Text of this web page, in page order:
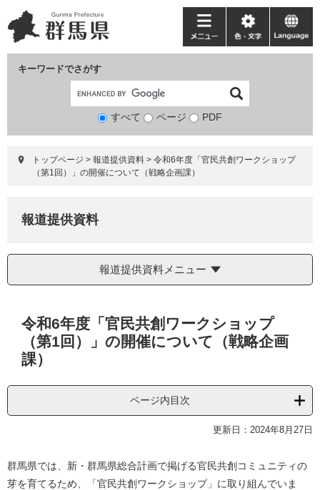
ー
ジ
ニ
ュ
て
キーワードでさがす
検
象
すべて ページ PDF
メ
ニ
ー
色・
文
language
トップページ > 報道提供資料 > 令和6年度「官民共創ワークショップ
（第1回）」の開催について（戦略企画課）
報道提供資料
報道提供資料メニュー
令和6年度「官民共創ワークショップ
（第1回）」の開催について（戦略企画
課）
ページ内目次
更新日：2024年8月27日
群馬県では、新・群馬県総合計画で掲げる官民共創コミュニティの
芽を育てるため、「官民共創ワークショップ」に取り組んでいま